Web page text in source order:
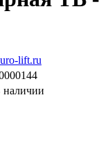
lift.ru
наличии